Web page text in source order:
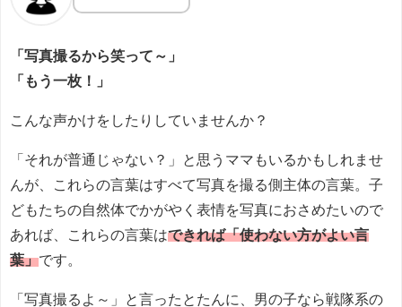
「写真撮るから笑って～」
「もう一枚！」
こんな声かけをしたりしていませんか？
「それが普通じゃない？」と思うママもいるかもしれませ
んが、これらの言葉はすべて写真を撮る側主体の言葉。子
どもたちの自然体でかがやく表情を写真におさめたいので
あれば、これらの言葉はできれば「使わない方がよい言
葉」です。
「写真撮るよ～」と言ったとたんに、男の子なら戦隊系の